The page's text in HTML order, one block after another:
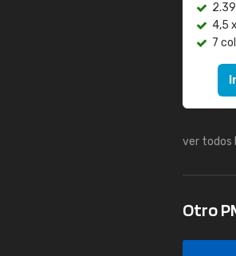
4,5
7
ver todos
Otro